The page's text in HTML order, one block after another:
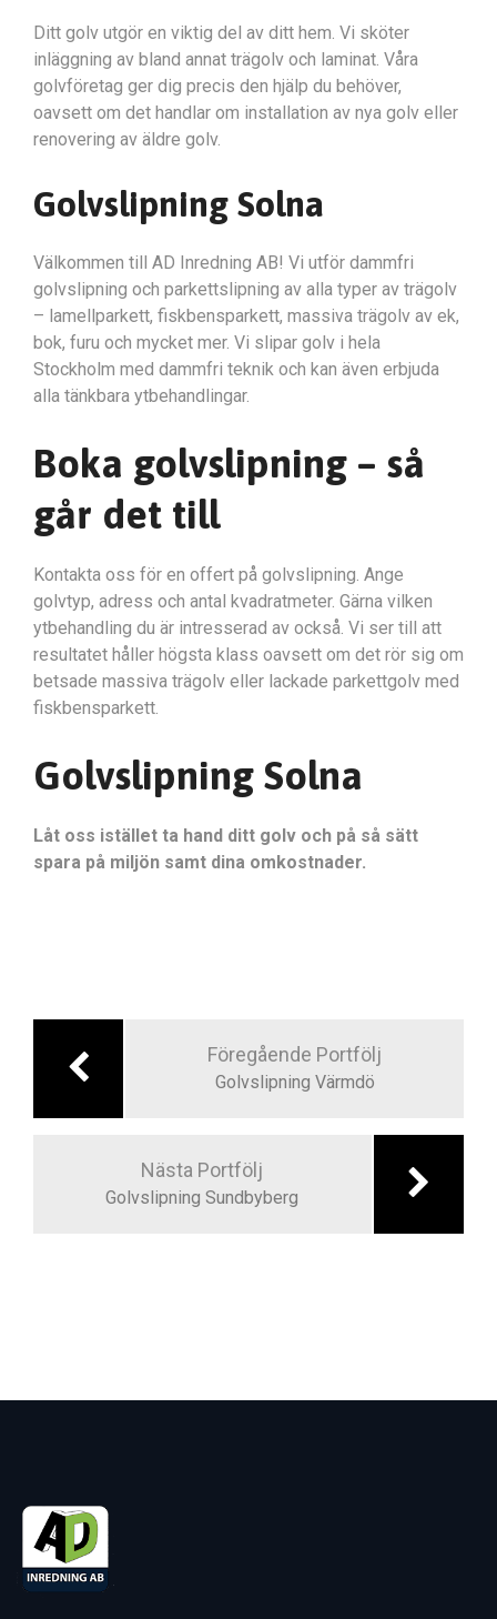
Ditt golv utgör en viktig del av ditt hem. Vi sköter
inläggning av bland annat trägolv och laminat. Våra
golvföretag ger dig precis den hjälp du behöver,
oavsett om det handlar om installation av nya golv eller
renovering av äldre golv.
Golvslipning Solna
Välkommen till AD Inredning AB! Vi utför dammfri
golvslipning och parkettslipning av alla typer av trägolv
– lamellparkett, fiskbensparkett, massiva trägolv av ek,
bok, furu och mycket mer. Vi slipar golv i hela
Stockholm med dammfri teknik och kan även erbjuda
alla tänkbara ytbehandlingar.
Boka golvslipning – så
går det till
Kontakta oss för en offert på golvslipning. Ange
golvtyp, adress och antal kvadratmeter. Gärna vilken
ytbehandling du är intresserad av också. Vi ser till att
resultatet håller högsta klass oavsett om det rör sig om
betsade massiva trägolv eller lackade parkettgolv med
fiskbensparkett.
Golvslipning Solna
Låt oss istället ta hand ditt golv och på så sätt
spara på miljön samt dina omkostnader.
Föregående Portfölj
Golvslipning Värmdö
Nästa Portfölj
Golvslipning Sundbyberg